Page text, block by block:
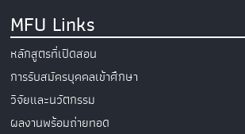
MFU Links
หลักสูตรที่เปิดสอน
การรับสมัครบุคคลเข้าศึกษา
วิจัยและนวัตกรรม
ผลงานพร้อมถ่ายทอด